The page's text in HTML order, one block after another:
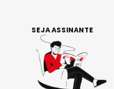
SEJA ASSINANTE